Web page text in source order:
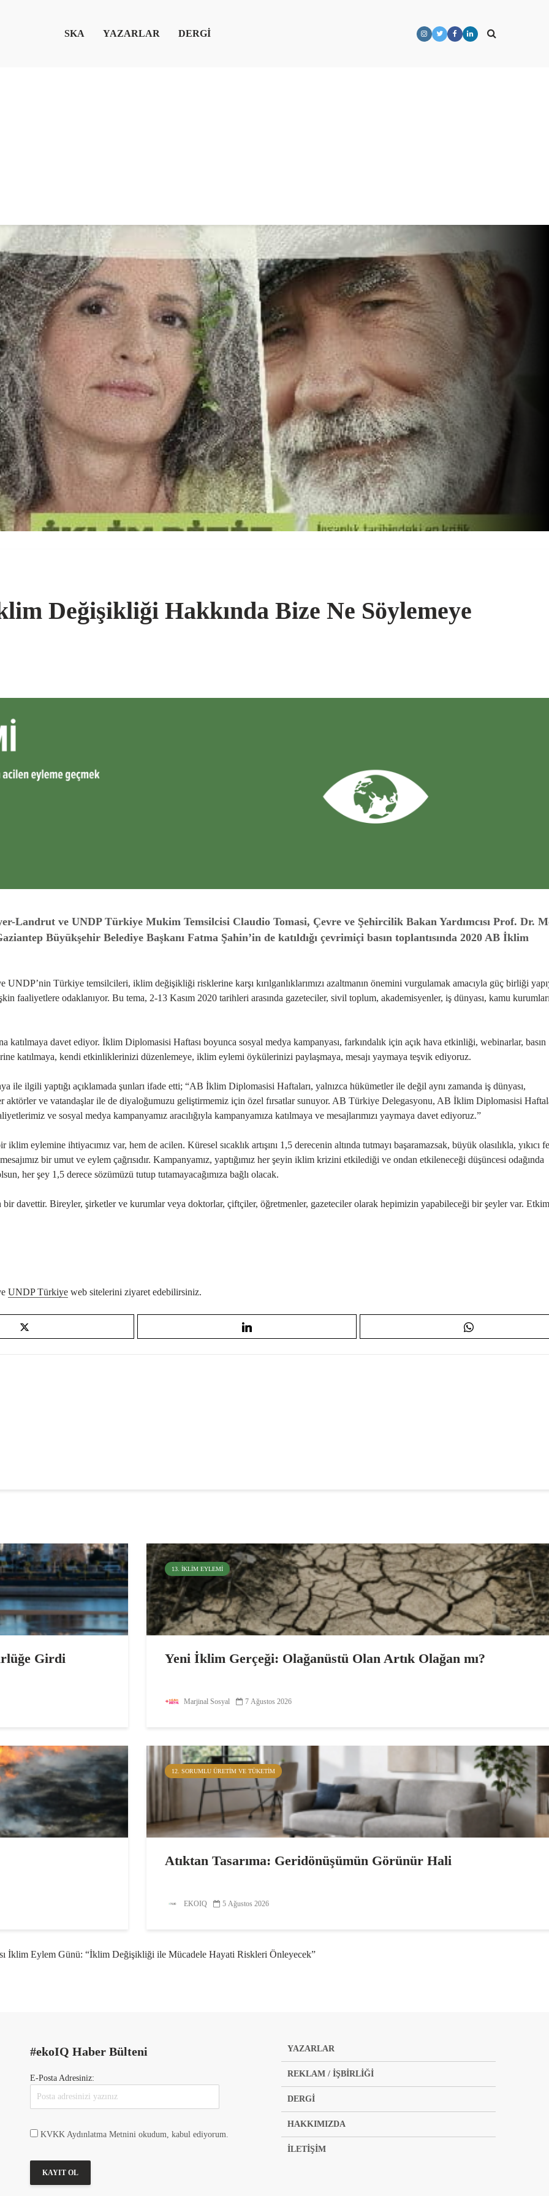
SKA YAZARLAR DERGİ
Değişikliği Hakkında Bize Ne Söylemeye
Landrut ve UNDP Türkiye Mukim Temsilcisi Claudio Tomasi, Çevre ve Şehircilik Bakan Yardımcısı Prof. Dr.
Büyükşehir Belediye Başkanı Fatma Şahin’in de katıldığı çevrimiçi basın toplantısında 2020 AB İklim
Türkiye temsilcileri, iklim değişikliği risklerine karşı kırılganlıklarımızı azaltmanın önemini vurgulamak amacıyla güç birliği
faaliyetlere odaklanıyor. Bu tema, 2-13 Kasım 2020 tarihleri arasında gazeteciler, sivil toplum, akademisyenler, iş dünyası, kamu
davet ediyor. İklim Diplomasisi Haftası boyunca sosyal medya kampanyası, farkındalık için açık hava etkinliği, webinarlar, basın
katılmaya, kendi etkinliklerinizi düzenlemeye, iklim eylemi öykülerinizi paylaşmaya, mesajı yaymaya teşvik ediyoruz.
ilgili yaptığı açıklamada şunları ifade etti; “AB İklim Diplomasisi Haftaları, yalnızca hükümetler ile değil aynı zamanda iş dünyası,
ve vatandaşlar ile de diyaloğumuzu geliştirmemiz için özel fırsatlar sunuyor. AB Türkiye Delegasyonu, AB İklim Diplomasisi
ve sosyal medya kampanyamız aracılığıyla kampanyamıza katılmaya ve mesajlarımızı yaymaya davet ediyoruz.”
eylemine ihtiyacımız var, hem de acilen. Küresel sıcaklık artışını 1,5 derecenin altında tutmayı başaramazsak, büyük olasılıkla, yıkıcı
bir umut ve eylem çağrısıdır. Kampanyamız, yaptığımız her şeyin iklim krizini etkilediği ve ondan etkileneceği düşüncesi odağında
her şey 1,5 derece sözümüzü tutup tutamayacağımıza bağlı olacak.
bir davettir. Bireyler, şirketler ve kurumlar veya doktorlar, çiftçiler, öğretmenler, gazeteciler olarak hepimizin yapabileceği bir şeyler var.
UNDP Türkiye web sitelerini ziyaret edebilirsiniz.
Girdi
13. İKLIM EYLEMI
Yeni İklim Gerçeği: Olağanüstü Olan Artık Olağan mı?
Marjinal Sosyal 7 Ağustos 2026
12. SORUMLU ÜRETIM VE TÜKETIM
Atıktan Tasarıma: Geridönüşümün Görünür Hali
EKOIQ 5 Ağustos 2026
İklim Eylem Günü: “İklim Değişikliği ile Mücadele Hayati Riskleri Önleyecek”
#ekoIQ Haber Bülteni
E-Posta Adresiniz:
KVKK Aydınlatma Metnini okudum, kabul ediyorum.
YAZARLAR
REKLAM / İŞBİRLİĞİ
DERGİ
HAKKIMIZDA
İLETİŞİM